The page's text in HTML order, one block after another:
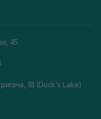
45
1В (Duck's Lake)